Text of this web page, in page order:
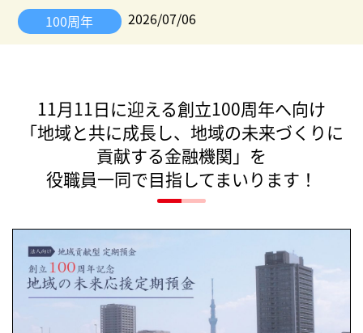
100周年 2026/07/06
11月11日に迎える創立100周年へ向け
「地域と共に成長し、地域の未来づくりに
貢献する金融機関」を
役職員一同で目指してまいります！